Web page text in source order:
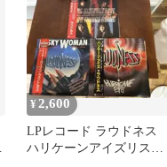
¥ 2,600
LPレコード ラウドネス
ハリケーンアイズリスキ